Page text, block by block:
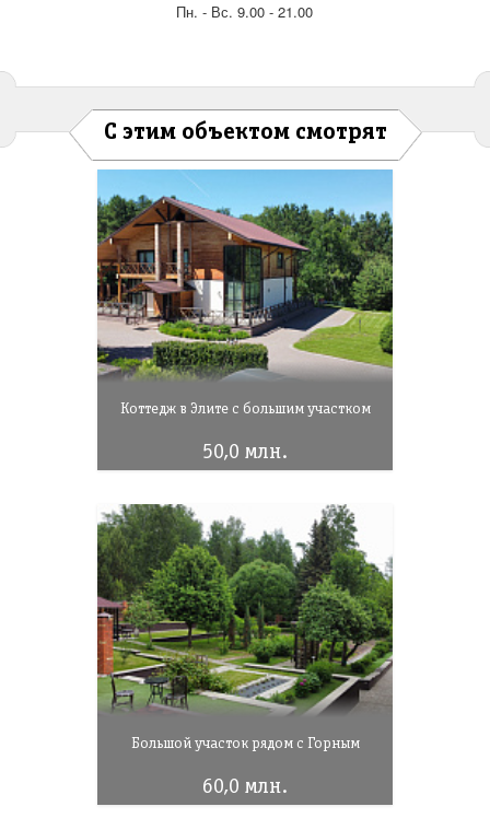
Пн. - Вс. 9.00 - 21.00
С этим объектом смотрят
Коттедж в Элите с большим участком
50,0 млн.
Большой участок рядом с Горным
60,0 млн.